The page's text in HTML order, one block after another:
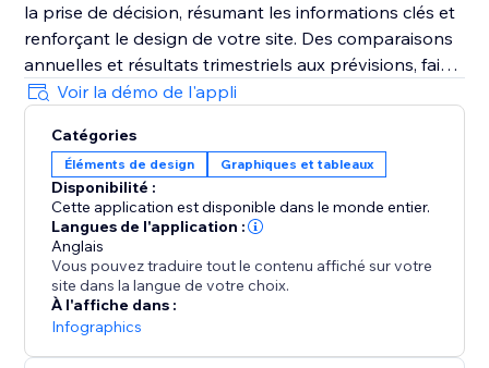
la prise de décision, résumant les informations clés et
renforçant le design de votre site. Des comparaisons
annuelles et résultats trimestriels aux prévisions, faits
amusants et bien plus encore, l’application Charts
vous aide à partager des informations qui sont
esthétiques, faciles à comprendre et captivantes pour
vos visiteurs.
Voir la démo de l'appli
Catégories
Éléments de design Graphiques et tableaux
Disponibilité :
Cette application est disponible dans le monde entier.
Langues de l'application :
Anglais
Vous pouvez traduire tout le contenu affiché sur votre
site dans la langue de votre choix.
À l'affiche dans :
Infographics